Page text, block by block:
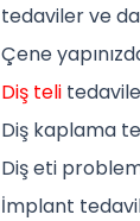
tedaviler ve
Çene
Diş teli
Diş kaplama
Diş eti
İmplant